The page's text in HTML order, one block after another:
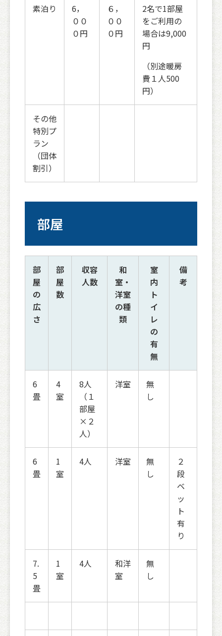
素泊り
6，
００
０円
６，
００
０円
2名で1部屋
をご利用の
場合は9,000
円
（別途暖房
費１人500
円）
その他
特別プ
ラン
（団体
割引）
部屋
部
屋
の
広
さ
部
屋
数
収容
人数
和
室・
洋室
の種
類
室
内
ト
イ
レ
の
有
無
備
考
6
畳
4
室
8人
（１
部屋
×２
人）
洋室
無
し
6
畳
1
室
4人 洋室
無
し
２
段
ベ
ッ
ト
有
り
7.
5
畳
1
室
4人
和洋
室
無
し